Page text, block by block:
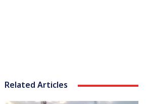
Related Articles